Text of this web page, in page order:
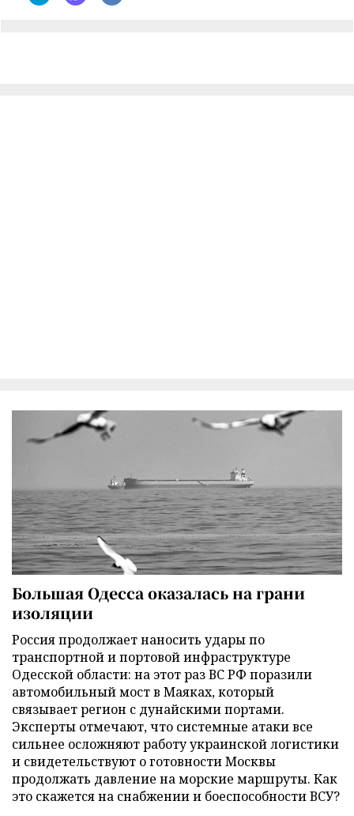
Большая Одесса оказалась на грани
изоляции
Россия продолжает наносить удары по
транспортной и портовой инфраструктуре
Одесской области: на этот раз ВС РФ поразили
автомобильный мост в Маяках, который
связывает регион с дунайскими портами.
Эксперты отмечают, что системные атаки все
сильнее осложняют работу украинской логистики
и свидетельствуют о готовности Москвы
продолжать давление на морские маршруты. Как
это скажется на снабжении и боеспособности ВСУ?